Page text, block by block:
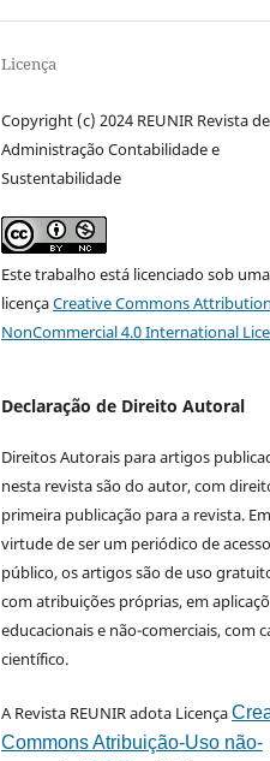
Licença
Copyright (c) 2024 REUNIR Revista de
Administração Contabilidade e
Sustentabilidade
Este trabalho está licenciado sob uma
licençaCreative Commons
NonCommercial 4.0 International
Declaração de Direito Autoral
Direitos Autorais para artigos
nesta revista são do autor, com
primeira publicação para a revista. Em
virtude de ser um periódico de acesso
público, os artigos são de uso
com atribuições próprias, em
educacionais e não-comerciais, com
científico.
A Revista REUNIR adota Licença
Commons Atribuição-Uso não-